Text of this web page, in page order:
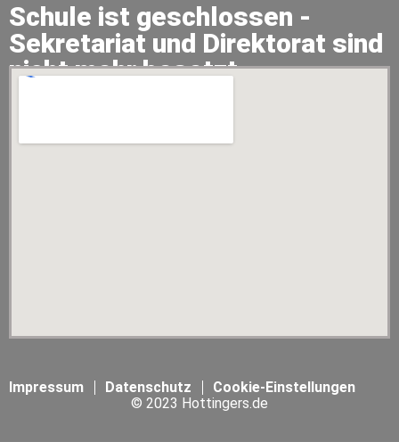
Schule ist geschlossen -
Sekretariat und Direktorat sind
nicht mehr besetzt.
Impressum Datenschutz
Cookie-Einstellungen
© 2023 Hottingers.de